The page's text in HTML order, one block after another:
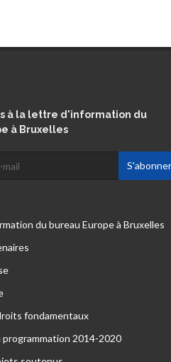
à la lettre d'information du
à Bruxelles
du bureau Europe à Bruxelles
fondamentaux
programmation 2014-2020